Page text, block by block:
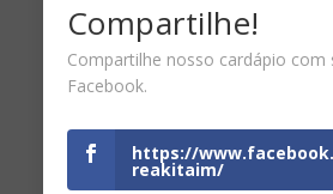
Compartilhe!
Compartilhe nosso cardápio com
Facebook.
https://
reakitaim/